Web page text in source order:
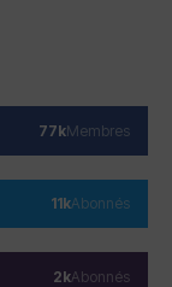
77kMembres
11kAbonnés
2kAbonnés